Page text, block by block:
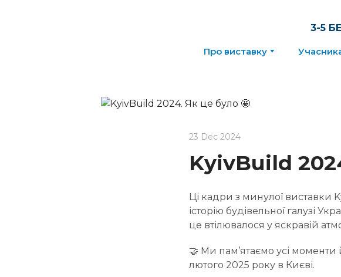
3-5
Про виставку
23 Dec 2024
KyivBuild
Ці кадри з минулої виставки
історію будівельної галузі
це втілювалося у яскравій
🤝 Ми пам’ятаємо усі моменти
лютого 2025 року в Києві.